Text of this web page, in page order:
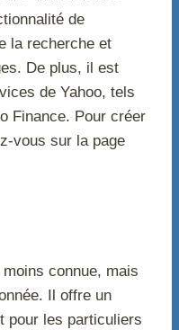
de
la recherche et
De plus, il est
de Yahoo, tels
Finance. Pour créer
vous sur la page
connue, mais
Il offre un
pour les particuliers